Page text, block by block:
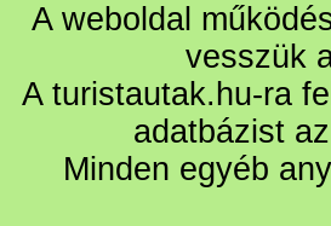
A weboldal
vesszük
A turistautak.hu-ra
adatbázist
Minden egyéb